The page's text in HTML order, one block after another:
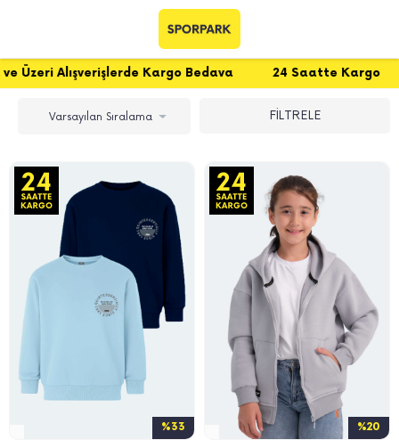
Bedava 24 Saatte Kargo Üye Ol Anında %10
FİLTRELE
%33 %20